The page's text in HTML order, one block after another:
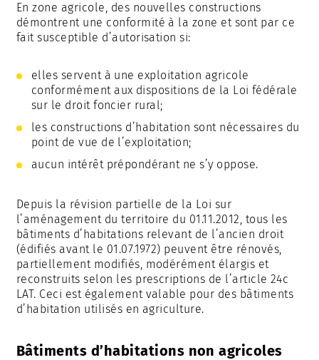
En zone agricole, des nouvelles constructions
démontrent une conformité à la zone et sont par ce
fait susceptible d’autorisation si:
elles servent à une exploitation agricole
conformément aux dispositions de la Loi fédérale
sur le droit foncier rural;
les constructions d’habitation sont nécessaires du
point de vue de l’exploitation;
aucun intérêt prépondérant ne s’y oppose.
Depuis la révision partielle de la Loi sur
l’aménagement du territoire du 01.11.2012, tous les
bâtiments d’habitations relevant de l’ancien droit
(édifiés avant le 01.07.1972) peuvent être rénovés,
partiellement modifiés, modérément élargis et
reconstruits selon les prescriptions de l’article 24c
LAT. Ceci est également valable pour des bâtiments
d’habitation utilisés en agriculture.
Bâtiments d’habitations non agricoles